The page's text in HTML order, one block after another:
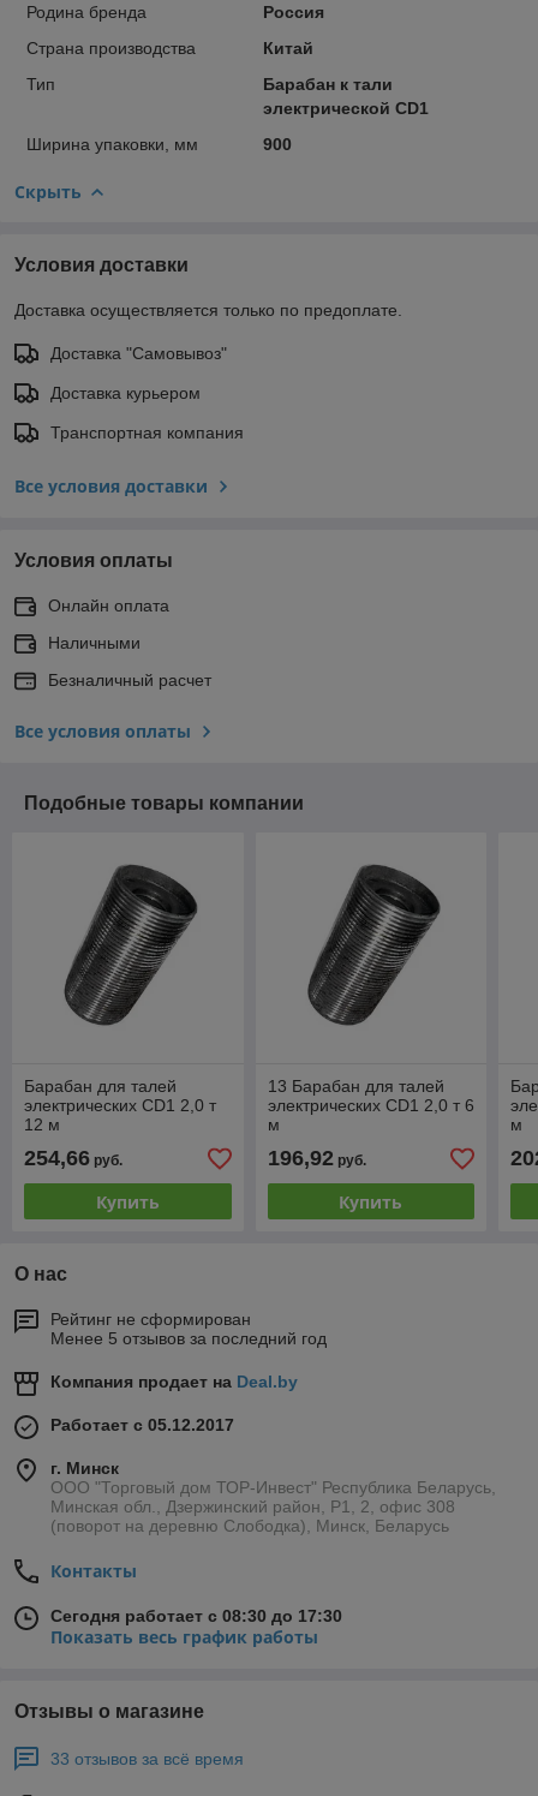
Родина бренда
Россия
Страна производства
Китай
Тип
Барабан к тали
электрической CD1
Ширина упаковки, мм
900
Скрыть
Условия доставки
Доставка осуществляется только по предоплате.
Доставка "Самовывоз"
Доставка курьером
Транспортная компания
Все условия доставки
Условия оплаты
Онлайн оплата
Наличными
Безналичный расчет
Все условия оплаты
Подобные товары компании
Барабан для талей
электрических CD1 2,0 т
12 м
254,66 руб.
Купить
13 Барабан для талей
электрических CD1 2,0 т 6
м
196,92руб.
Купить
м
О нас
Рейтинг не сформирован
Менее 5 отзывов за последний год
Компания продает на Deal.by
Работает с 05.12.2017
г. Минск
ООО "Торговый дом ТОР-Инвест" Республика Беларусь,
Минская обл., Дзержинский район, Р1, 2, офис 308
(поворот на деревню Слободка), Минск, Беларусь
Контакты
Сегодня работает с 08:30 до 17:30
Показать весь график работы
Отзывы о магазине
33 отзывов за всё время